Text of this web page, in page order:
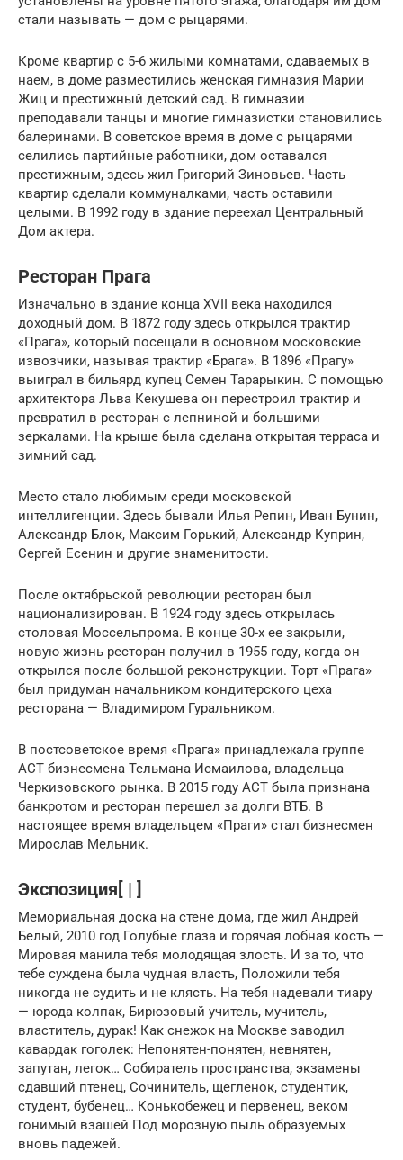
стали называть — дом с рыцарями.
Кроме квартир с 5-6 жилыми комнатами, сдаваемых в
наем, в доме разместились женская гимназия Марии
Жиц и престижный детский сад. В гимназии
преподавали танцы и многие гимназистки становились
балеринами. В советское время в доме с рыцарями
селились партийные работники, дом оставался
престижным, здесь жил Григорий Зиновьев. Часть
квартир сделали коммуналками, часть оставили
целыми. В 1992 году в здание переехал Центральный
Дом актера.
Ресторан Прага
Изначально в здание конца XVII века находился
доходный дом. В 1872 году здесь открылся трактир
«Прага», который посещали в основном московские
извозчики, называя трактир «Брага». В 1896 «Прагу»
выиграл в бильярд купец Семен Тарарыкин. С помощью
архитектора Льва Кекушева он перестроил трактир и
превратил в ресторан с лепниной и большими
зеркалами. На крыше была сделана открытая терраса и
зимний сад.
Место стало любимым среди московской
интеллигенции. Здесь бывали Илья Репин, Иван Бунин,
Александр Блок, Максим Горький, Александр Куприн,
Сергей Есенин и другие знаменитости.
После октябрьской революции ресторан был
национализирован. В 1924 году здесь открылась
столовая Моссельпрома. В конце 30-х ее закрыли,
новую жизнь ресторан получил в 1955 году, когда он
открылся после большой реконструкции. Торт «Прага»
был придуман начальником кондитерского цеха
ресторана — Владимиром Гуральником.
В постсоветское время «Прага» принадлежала группе
АСТ бизнесмена Тельмана Исмаилова, владельца
Черкизовского рынка. В 2015 году АСТ была признана
банкротом и ресторан перешел за долги ВТБ. В
настоящее время владельцем «Праги» стал бизнесмен
Мирослав Мельник.
Экспозиция[ | ]
Мемориальная доска на стене дома, где жил Андрей
Белый, 2010 год Голубые глаза и горячая лобная кость —
Мировая манила тебя молодящая злость. И за то, что
тебе суждена была чудная власть, Положили тебя
никогда не судить и не клясть. На тебя надевали тиару
— юрода колпак, Бирюзовый учитель, мучитель,
властитель, дурак! Как снежок на Москве заводил
кавардак гоголек: Непонятен-понятен, невнятен,
запутан, легок… Собиратель пространства, экзамены
сдавший птенец, Сочинитель, щегленок, студентик,
студент, бубенец… Конькобежец и первенец, веком
гонимый взашей Под морозную пыль образуемых
вновь падежей.